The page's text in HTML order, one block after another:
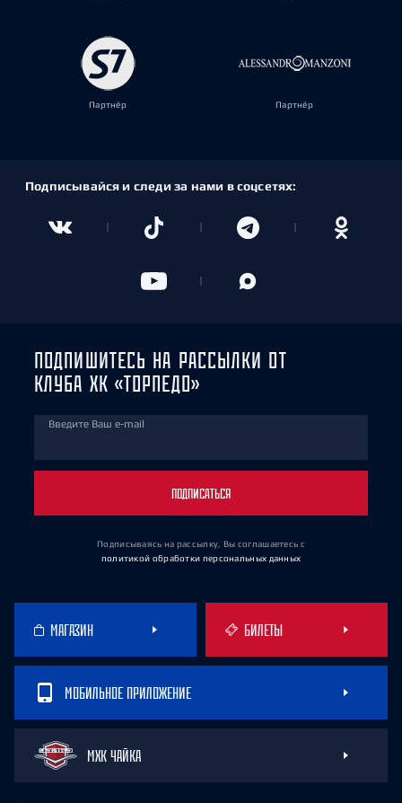
Партнёр Партнёр
Подписывайся и следи за нами в соцсетях:
ПОДПИШИТЕСЬ НА РАССЫЛКИ ОТ
КЛУБА ХК «ТОРПЕДО»
Введите Ваш e-mail
ПОДПИСАТЬСЯ
Подписываясь на рассылку, Вы соглашаетесь с
политикой обработки персональных данных
МАГАЗИН БИЛЕТЫ
МОБИЛЬНОЕ ПРИЛОЖЕНИЕ
МХК ЧАЙКА